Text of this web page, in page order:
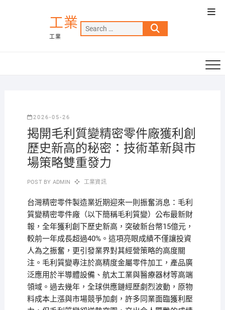
工業
工業
Search
…
2026-05-26
揭開毛利質變精密零件廠獲利創
歷史新高的秘密：技術革新與市
場策略雙重發力
POST BY ADMIN 工業資訊
台灣精密零件製造業近期迎來一則振奮消息：毛利
質變精密零件廠（以下簡稱毛利質變）公布最新財
報，全年獲利創下歷史新高，突破新台幣15億元，
較前一年成長超過40%。這項亮眼成績不僅讓投資
人為之振奮，更引發業界對其經營策略的高度關
注。毛利質變專注於高精度金屬零件加工，產品廣
泛應用於半導體設備、航太工業與醫療器材等高端
領域。過去幾年，全球供應鏈經歷劇烈波動，原物
料成本上漲與市場競爭加劇，許多同業面臨獲利壓